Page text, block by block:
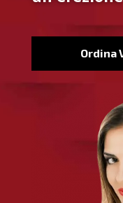
Ordina